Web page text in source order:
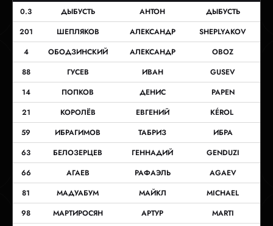
0.3 ДЫБУСТЬ АНТОН
ДЫБУСТЬ
201
ШЕПЛЯКОВ АЛЕКСАНДР
SHEPLYAKOV
4
ОБОДЗИНСКИЙ АЛЕКСАНДР
OBOZ
88
ГУСЕВ ИВАН
GUSEV
14
ПОПКОВ ДЕНИС
PAPEN
21
КОРОЛЁВ ЕВГЕНИЙ
KÉROL
59
ИБРАГИМОВ ТАБРИЗ
ИБРА
63
БЕЛОЗЕРЦЕВ ГЕННАДИЙ
GENDUZI
66
АГАЕВ РАФАЭЛЬ
AGAEV
81
МАДУАБУМ МАЙКЛ
MICHAEL
98
МАРТИРОСЯН АРТУР
MARTI